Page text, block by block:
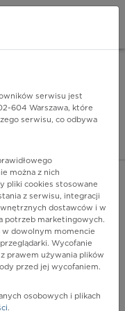
serwisu jest
604 Warszawa, które
serwisu, co odbywa
można z nich
pliki cookies stosowane
z serwisu, integracji
dostawców i w
potrzeb marketingowych.
w dowolnym momencie
Wycofanie
prawem używania plików
przed jej wycofaniem.
osobowych i plikach
.
INSTALUJ